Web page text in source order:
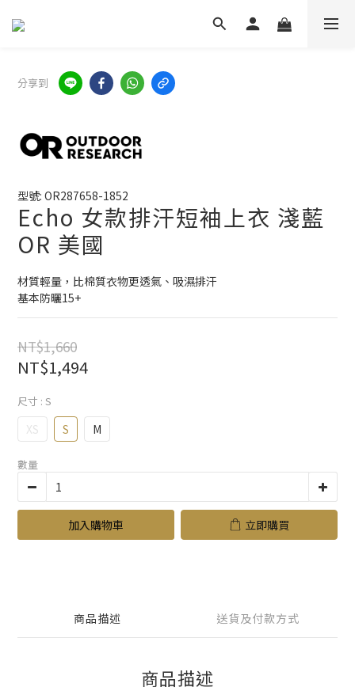
分享到
型號: OR287658-1852
Echo 女款排汗短袖上衣 淺藍
OR 美國
材質輕量，比棉質衣物更透氣、吸濕排汗
基本防曬15+
NT$1,660
NT$1,494
尺寸 : S
XS S M
數量
加入購物車 立即購買
商品描述 送貨及付款方式
商品描述